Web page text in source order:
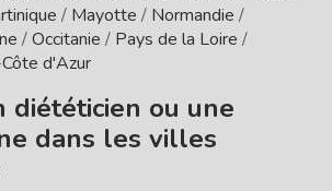
/ Mayotte / Normandie /
/Occitanie / Pays de la Loire /
d'Azur
diététicien ou une
dans les villes